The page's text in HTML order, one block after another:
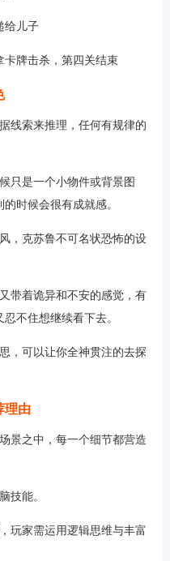
给儿子
卡牌击杀，第四关结束
线索来推理，任何有规律的
只是一个小物件或背景图
时候会很有成就感。
，克苏鲁不可名状恐怖的设
带着诡异和不安的感觉，有
不住想继续看下去。
，可以让你全神贯注的去探
理由
景之中，每一个细节都营造
技能。
玩家需运用逻辑思维与丰富